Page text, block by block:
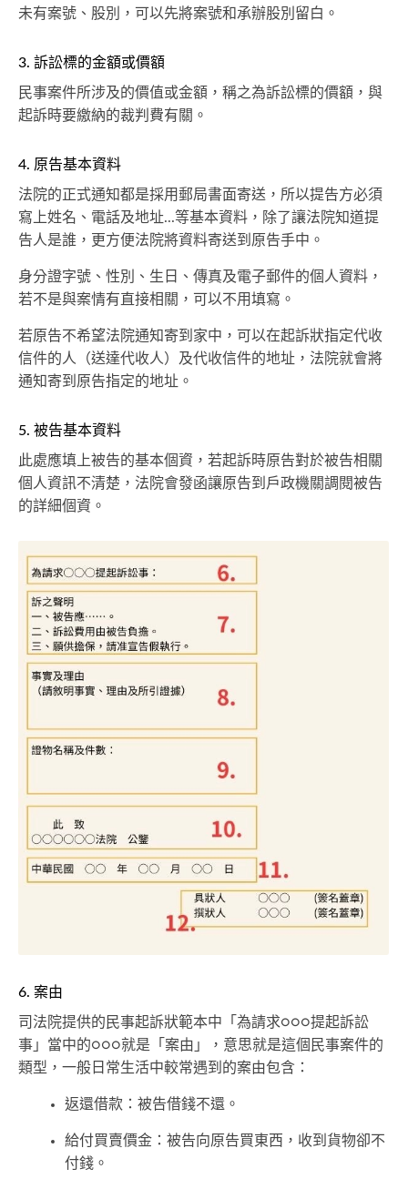
未有案號、股別，可以先將案號和承辦股別留白。
3. 訴訟標的金額或價額
民事案件所涉及的價值或金額，稱之為訴訟標的價額，與
起訴時要繳納的裁判費有關。
4. 原告基本資料
法院的正式通知都是採用郵局書面寄送，所以提告方必須
寫上姓名、電話及地址...等基本資料，除了讓法院知道提
告人是誰，更方便法院將資料寄送到原告手中。
身分證字號、性別、生日、傳真及電子郵件的個人資料，
若不是與案情有直接相關，可以不用填寫。
若原告不希望法院通知寄到家中，可以在起訴狀指定代收
信件的人（送達代收人）及代收信件的地址，法院就會將
通知寄到原告指定的地址。
5. 被告基本資料
此處應填上被告的基本個資，若起訴時原告對於被告相關
個人資訊不清楚，法院會發函讓原告到戶政機關調閱被告
的詳細個資。
6. 案由
司法院提供的民事起訴狀範本中「為請求○○○提起訴訟
事」當中的○○○就是「案由」，意思就是這個民事案件的
類型，一般日常生活中較常遇到的案由包含：
返還借款：被告借錢不還。
給付買賣價金：被告向原告買東西，收到貨物卻不
付錢。